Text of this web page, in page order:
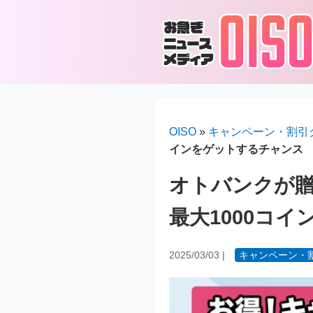
OISO » キャンペーン・割引
インをゲットするチャンス
オトバンクが
最大1000コイ
2025/03/03 | キャンペーン・